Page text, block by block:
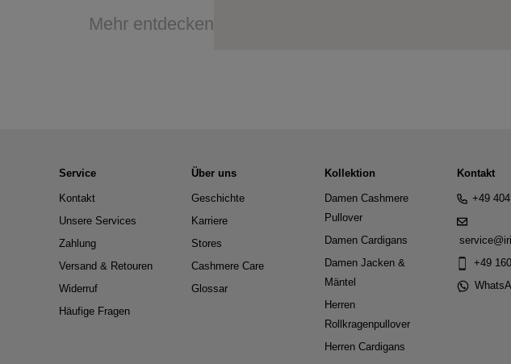
Mehr entdecken
Service
Kontakt
Unsere Services
Zahlung
Versand & Retouren
Widerruf
Häufige Fragen
Über uns
Geschichte
Karriere
Stores
Cashmere Care
Glossar
Kollektion
Damen Cashmere
Pullover
Damen Cardigans
Damen Jacken &
Mäntel
Herren
Rollkragenpullover
Herren Cardigans
Kontakt
+49
+49